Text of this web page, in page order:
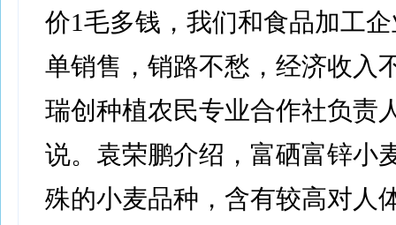
价1毛多钱，我们和食品加工
单销售，销路不愁，经济收入
瑞创种植农民专业合作社负责
说。袁荣鹏介绍，富硒富锌小
殊的小麦品种，含有较高对人